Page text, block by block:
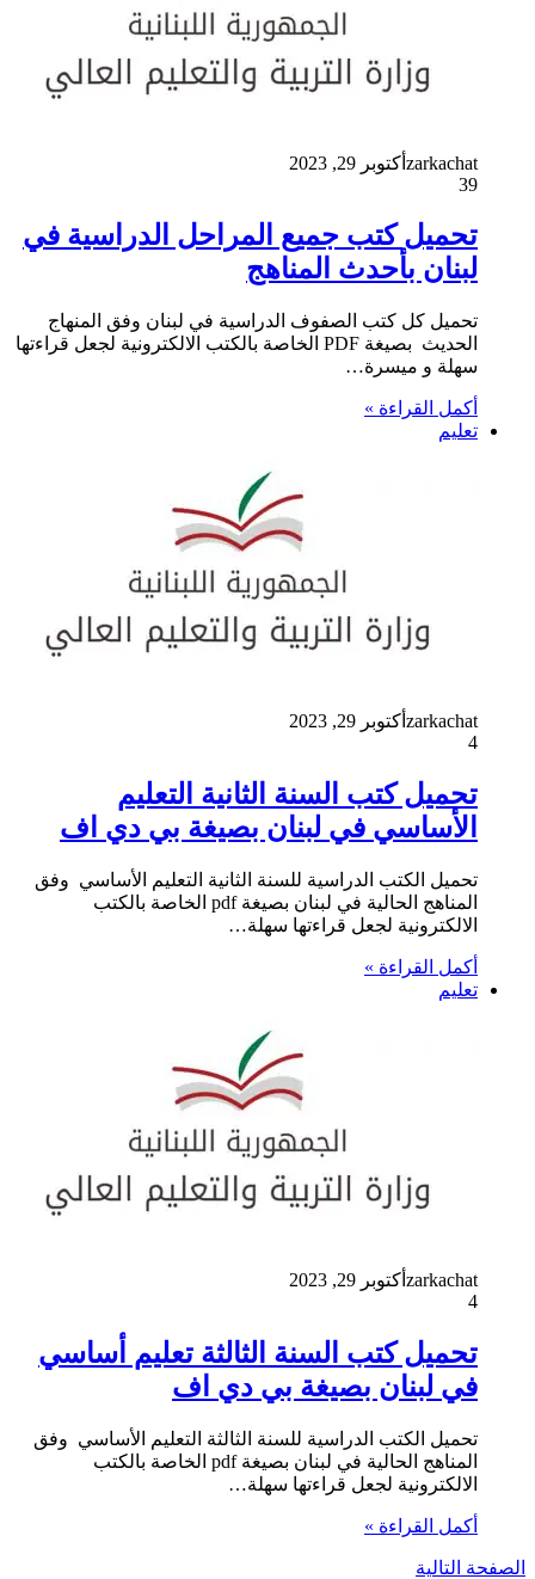
zarkachat أكتوبر 29, 2023
39
تحميل كتب جميع المراحل الدراسية في
لبنان بأحدث المناهج
تحميل كل كتب الصفوف الدراسية في لبنان وفق المنهاج
الحديث بصيغة PDF الخاصة بالكتب الالكترونية لجعل قراءتها
سهلة و ميسرة…
أكمل القراءة »
تعليم
zarkachat أكتوبر 29, 2023
4
تحميل كتب السنة الثانية التعليم
الأساسي في لبنان بصيغة بي دي اف
تحميل الكتب الدراسية للسنة الثانية التعليم الأساسي وفق
المناهج الحالية في لبنان بصيغة pdf الخاصة بالكتب
الالكترونية لجعل قراءتها سهلة…
أكمل القراءة »
تعليم
zarkachat أكتوبر 29, 2023
4
تحميل كتب السنة الثالثة تعليم أساسي
في لبنان بصيغة بي دي اف
تحميل الكتب الدراسية للسنة الثالثة التعليم الأساسي وفق
المناهج الحالية في لبنان بصيغة pdf الخاصة بالكتب
الالكترونية لجعل قراءتها سهلة…
أكمل القراءة »
الصفحة التالية